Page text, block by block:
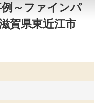
～ファインパ
賀県東近江市